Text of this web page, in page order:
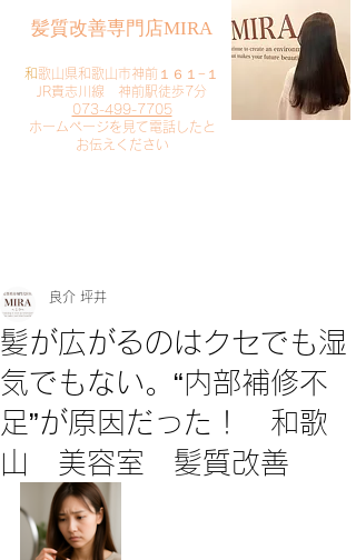
​髪質改善専門店MIRA
​和歌山県和歌山市神前１６１−１
JR貴志川線 神前駅徒歩7分
073-499-7705
​ホームページを見て電話したと
お伝えください
髪が広がるのはクセでも湿
気でもない。“内部補修不
足”が原因だった！ 和歌
山 美容室 髪質改善
良介 坪井